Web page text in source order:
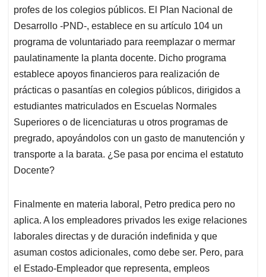
profes de los colegios públicos. El Plan Nacional de
Desarrollo -PND-, establece en su artículo 104 un
programa de voluntariado para reemplazar o mermar
paulatinamente la planta docente. Dicho programa
establece apoyos financieros para realización de
prácticas o pasantías en colegios públicos, dirigidos a
estudiantes matriculados en Escuelas Normales
Superiores o de licenciaturas u otros programas de
pregrado, apoyándolos con un gasto de manutención y
transporte a la barata. ¿Se pasa por encima el estatuto
Docente?
Finalmente en materia laboral, Petro predica pero no
aplica. A los empleadores privados les exige relaciones
laborales directas y de duración indefinida y que
asuman costos adicionales, como debe ser. Pero, para
el Estado-Empleador que representa, empleos